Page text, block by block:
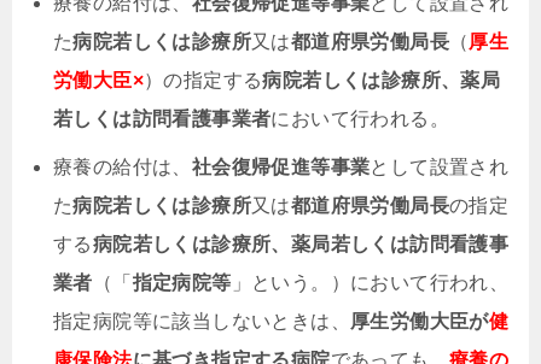
た病院若しくは診療所又は都道府県労働局長 （厚生
労働大臣×）の指定する病院若しくは診療所、薬局
若しくは訪問看護事業者において行われる。
療養の給付は、 社会復帰促進等事業として設置され
た病院若しくは診療所又は都道府県労働局長の指定
する病院若しくは診療所、薬局若しくは訪問看護事
業者 （「 指定病院等 」という。）において行われ、
指定病院等に該当しないときは、 厚生労働大臣が健